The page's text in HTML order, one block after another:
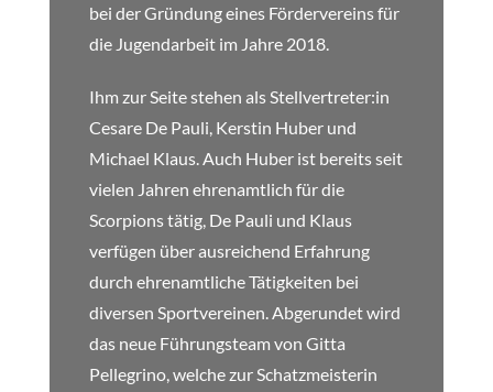
bei der Gründung eines Fördervereins für
die Jugendarbeit im Jahre 2018.
Ihm zur Seite stehen als Stellvertreter:in
Cesare De Pauli, Kerstin Huber und
Michael Klaus. Auch Huber ist bereits seit
vielen Jahren ehrenamtlich für die
Scorpions tätig, De Pauli und Klaus
verfügen über ausreichend Erfahrung
durch ehrenamtliche Tätigkeiten bei
diversen Sportvereinen. Abgerundet wird
das neue Führungsteam von Gitta
Pellegrino, welche zur Schatzmeisterin